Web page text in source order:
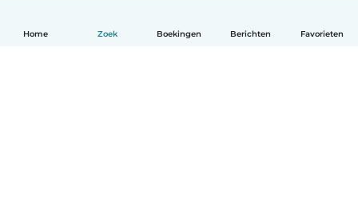
Home Zoek Boekingen Berichten Favorieten